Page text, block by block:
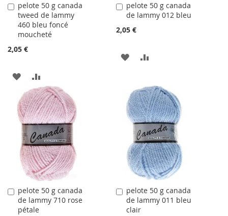
pelote 50 g canada
tweed de lammy
460 bleu foncé
moucheté
2,05 €
Ajouter
au
panier
AJOUTER
À
LA
LISTE
D'ACHATS
AU
COMPARATEUR
pelote 50 g canada
de lammy 012 bleu
2,05 €
Ajouter
au
panier
AJOUTER
LA
LISTE
D'ACHATS
COMPARATEUR
pelote 50 g canada
de lammy 710 rose
pétale
Ajouter
au
panier
pelote 50 g canada
de lammy 011 bleu
clair
Ajouter
au
panier